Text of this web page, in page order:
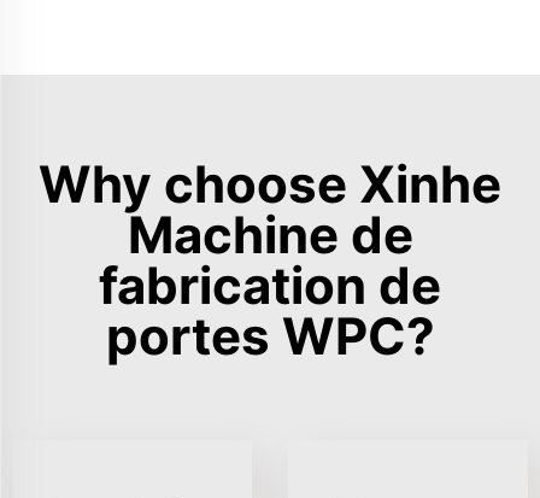
Why choose Xinhe
Machine de
fabrication de
portes WPC?